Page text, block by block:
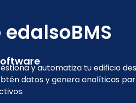
y automatiza tu edificio
datos y genera analíticas